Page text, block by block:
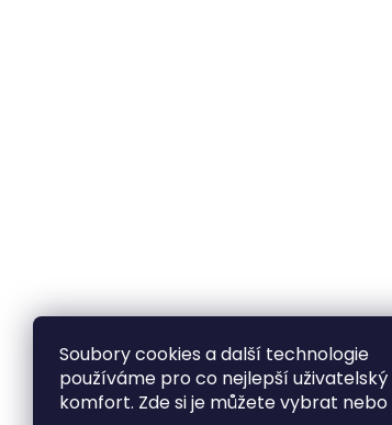
Soubory cookies a další technologie
používáme pro co nejlepší uživatelský
komfort. Zde si je můžete vybrat nebo